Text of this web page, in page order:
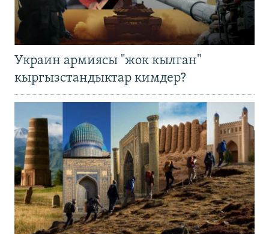
Украин армиясы "жок кылган"
кыргызстандыктар кимдер?